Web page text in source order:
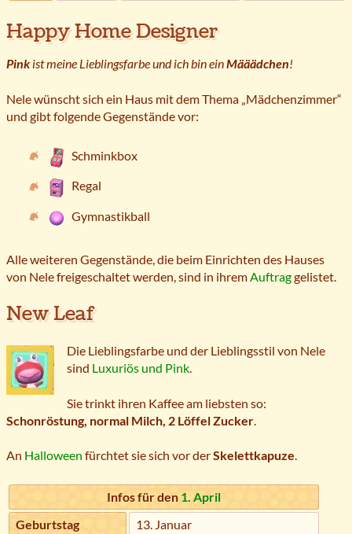
Happy Home Designer
Pink ist meine Lieblingsfarbe und ich bin einMääädchen!
Nele wünscht sich ein Haus mit dem Thema „Mädchenzimmer“
und gibt folgende Gegenstände vor:
Schminkbox
Regal
Gymnastikball
Alle weiteren Gegenstände, die beim Einrichten des Hauses
von Nele freigeschaltet werden, sind in ihrem Auftraggelistet.
New Leaf
Die Lieblingsfarbe und der Lieblingsstil von Nele
sind Luxuriös und Pink.
Sie trinkt ihren Kaffee am liebsten so:
Schonröstung, normal Milch, 2 Löffel Zucker
An Halloween fürchtet sie sich vor derSkelettkapuze.
Infos für den 1. April
Geburtstag
13. Januar